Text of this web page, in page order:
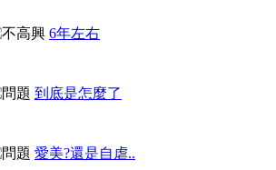
6年左右
到底是怎麼了
愛美?還是自虐..